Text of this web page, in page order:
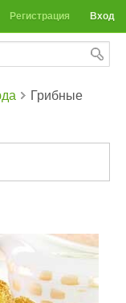
Вход
Регистрация
Грибные